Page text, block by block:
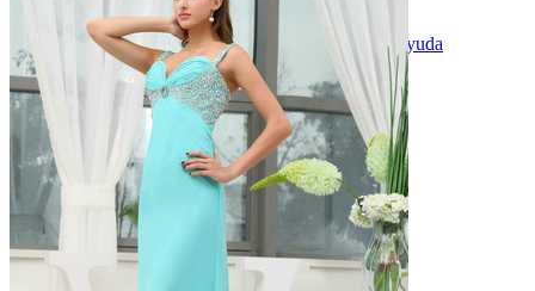
Identificarse & Registrarse |Obtener la contraseña Ayuda
Mensaje
Carro (0)
Vestidos de novia
Vestido de novia liquidación y venta
Vestidos de novia vendimia